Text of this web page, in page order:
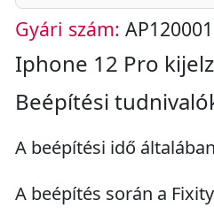
Gyári szám:
Iphone 12 Pro
Beépítési
A beépítési idő
A beépítés során a